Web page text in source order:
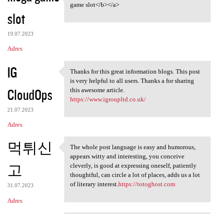
slot
19.07.2023
Adres
game slot</b></a>
IG
CloudOps
21.07.2023
Adres
Thanks for this great
Thanks for this great information blogs. This post
is very helpful to all users. Thanks a for sharing
this awesome article.
https://www.igroupltd.co.uk/
먹튀신
고
31.07.2023
Adres
The whole post language is
The whole post language is easy and humorous,
appears witty and interesting, you conceive
cleverly, is good at expressing oneself, patiently
thoughtful, can circle a lot of places, adds us a lot
of literary interest.https://totoghost.com